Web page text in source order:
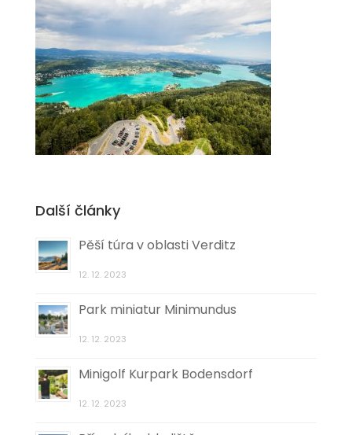
Další články
Pěší túra v oblasti Verditz
12. 12. 2023
Park miniatur Minimundus
12. 12. 2023
Minigolf Kurpark Bodensdorf
12. 12. 2023